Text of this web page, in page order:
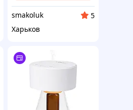
smakoluk
5
Харьков